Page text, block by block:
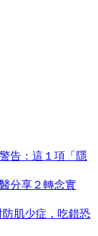
告：這１項「隱
分享２轉念實
肌少症，吃錯恐